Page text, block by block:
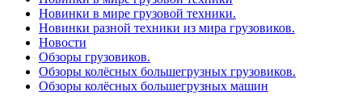
Новинки в мире грузовой техники.
Новинки разной техники из мира грузовиков.
Новости
Обзоры грузовиков.
Обзоры колёсных большегрузных грузовиков.
Обзоры колёсных большегрузных машин